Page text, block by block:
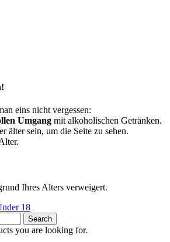
eins nicht vergessen:
Umgang mit alkoholischen Getränken.
älter sein, um die Seite zu sehen.
Ihres Alters verweigert.
18
Search
you are looking for.